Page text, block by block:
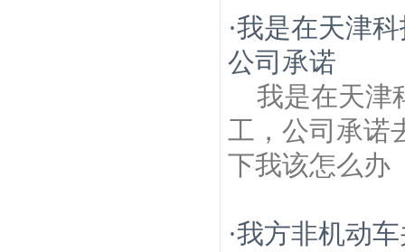
·我是在天津
公司承诺
我是在天津
工，公司承诺
下我该怎么办
·我方非机动